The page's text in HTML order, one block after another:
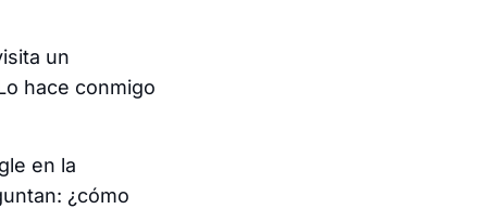
un
hace conmigo
en la
¿cómo